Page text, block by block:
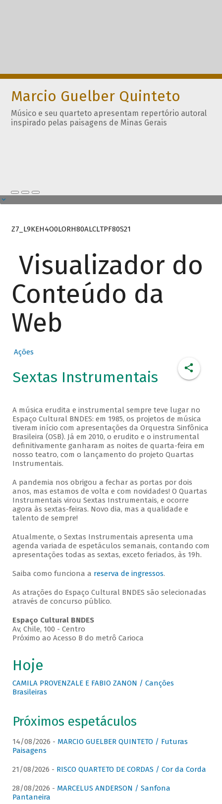
Marcio Guelber Quinteto
Músico e seu quarteto apresentam repertório autoral
inspirado pelas paisagens de Minas Gerais
Z7_L9KEH4O0LORH80ALCLTPF80S21
Visualizador do
Conteúdo da
Web
Ações
Sextas Instrumentais
A música erudita e instrumental sempre teve lugar no
Espaço Cultural BNDES: em 1985, os projetos de música
tiveram início com apresentações da Orquestra Sinfônica
Brasileira (OSB). Já em 2010, o erudito e o instrumental
definitivamente ganharam as noites de quarta-feira em
nosso teatro, com o lançamento do projeto Quartas
Instrumentais.
A pandemia nos obrigou a fechar as portas por dois
anos, mas estamos de volta e com novidades! O Quartas
Instrumentais virou Sextas Instrumentais, e ocorre
agora às sextas-feiras. Novo dia, mas a qualidade e
talento de sempre!
Atualmente, o Sextas Instrumentais apresenta uma
agenda variada de espetáculos semanais, contando com
apresentações todas as sextas, exceto feriados, às 19h.
Saiba como funciona a reserva de ingressos.
As atrações do Espaço Cultural BNDES são selecionadas
através de concurso público.
Espaço Cultural BNDES
Av, Chile, 100 - Centro
Próximo ao Acesso B do metrô Carioca
Hoje
CAMILA PROVENZALE E FABIO ZANON / Canções
Brasileiras
Próximos espetáculos
14/08/2026 - MARCIO GUELBER QUINTETO / Futuras
Paisagens
21/08/2026 - RISCO QUARTETO DE CORDAS / Cor da Corda
28/08/2026 - MARCELUS ANDERSON / Sanfona
Pantaneira